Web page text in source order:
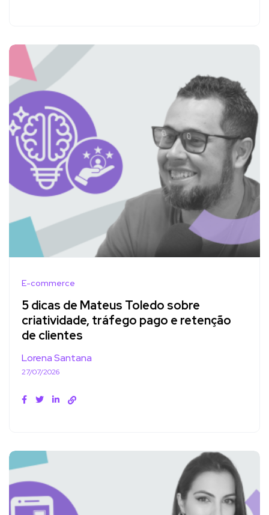
E-commerce
5 dicas de Mateus Toledo sobre
criatividade, tráfego pago e retenção
de clientes
Lorena Santana
27/07/2026